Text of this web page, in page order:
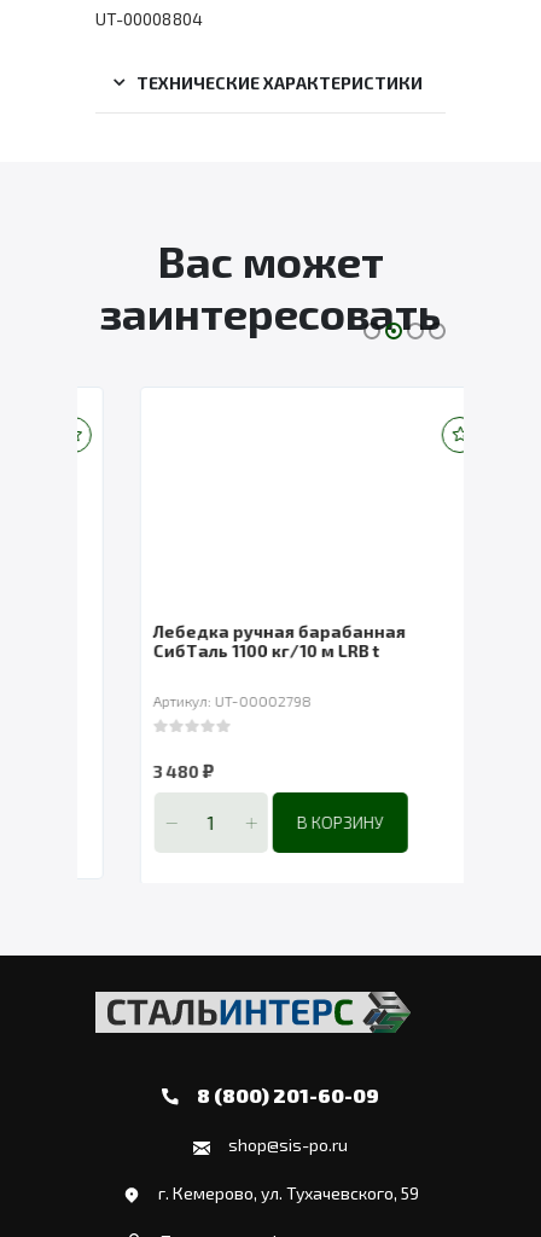
UT-00008804
ТЕХНИЧЕСКИЕ ХАРАКТЕРИСТИКИ
Вас может
заинтересовать
Лебедка ручная барабанная
СибТаль 1100 кг/10 м LRB t
Артикул: UT-00002798
3 480₽
В КОРЗИНУ
8 (800) 201-60-09
shop@sis-po.ru
г. Кемерово, ул. Тухачевского, 59